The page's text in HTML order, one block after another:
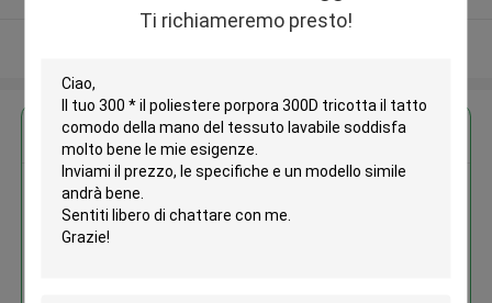
Ti richiameremo presto!
Ottieni il miglior prezzo per
tricotta il tatto comodo della